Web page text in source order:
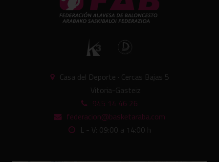
Casa del Deporte · Cercas Bajas 5
Vitoria-Gasteiz
945 14 46 26
federacion@basketaraba.com
L - V: 09:00 a 14:00 h